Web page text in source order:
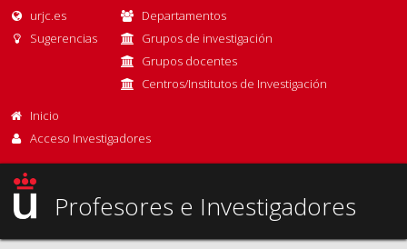
urjc.es
Sugerencias
Departamentos
Grupos de investigación
Grupos docentes
Centros/Institutos de Investigación
Inicio
Acceso Investigadores
Profesores e Investigadores